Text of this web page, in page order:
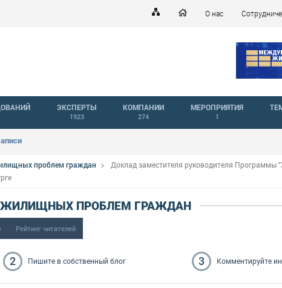
О нас
ЭКСПЕРТЫ
1923
КОМПАНИИ
274
МЕРОПРИЯТИЯ
1
проблем граждан
Доклад заместителя руководителя
ЖИЛИЩНЫХ ПРОБЛЕМ ГРАЖДАН
Рейтинг читателей
2 Пишитев собственный блог 3 Комментируйте